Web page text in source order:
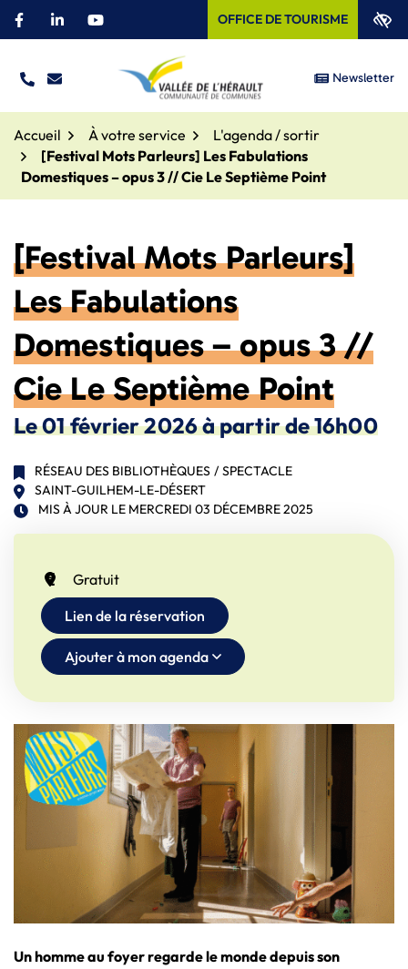
Aller
Facebook
(ouverture dans un nouvel onglet)
Linkedin
(ouverture dans un nouvel onglet)
YouTube
(ouverture dans un nouvel onglet)
OFFICE DE TOURISME
TÉL. NOUS ÉCRIRE Site officiel –
Newsletter
Accueil À votre service
L'agenda / sortir
[Festival Mots Parleurs] Les Fabulations
Domestiques – opus 3 // Cie Le Septième Point
[Festival Mots Parleurs]
Les Fabulations
Domestiques – opus 3 //
Cie Le Septième Point
Le01février2026à partir de 16h00
RÉSEAU DES BIBLIOTHÈQUES / SPECTACLE
SAINT-GUILHEM-LE-DÉSERT
MIS À JOUR LE MERCREDI 03 DÉCEMBRE 2025
INFOS UTILES
(ouverture dans un nouvel onglet)
Gratuit
Lien de la réservation
Ajouter à mon agenda
Un homme au foyer regarde le monde depuis son